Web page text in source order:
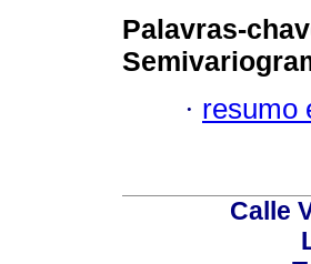
Palavras-
· resumo
Calle